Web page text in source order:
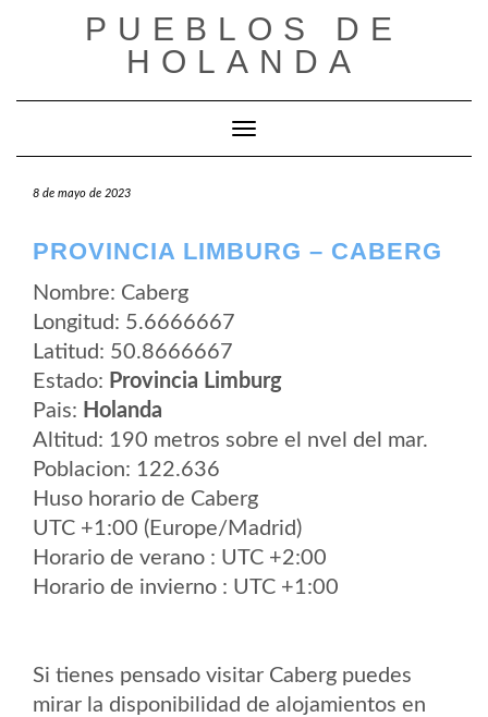
PUEBLOS DE
HOLANDA
Cambiar modo de navegación
8 de mayo de 2023
PROVINCIA LIMBURG – CABERG
Nombre: Caberg
Longitud: 5.6666667
Latitud: 50.8666667
Estado: Provincia Limburg
Pais: Holanda
Altitud: 190 metros sobre el nvel del mar.
Poblacion: 122.636
Huso horario de Caberg
UTC +1:00 (Europe/Madrid)
Horario de verano : UTC +2:00
Horario de invierno : UTC +1:00
Si tienes pensado visitar Caberg puedes
mirar la disponibilidad de alojamientos en